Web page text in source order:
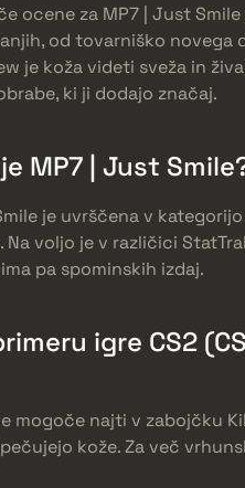
ocene za MP7 | Just
od tovarniško novega
je koža videti sveža in
ki ji dodajo značaj.
MP7 | Just
je uvrščena v
Na voljo je v različici
pa spominskih izdaj.
igre CS2
mogoče najti v zabojčku
kože. Za več